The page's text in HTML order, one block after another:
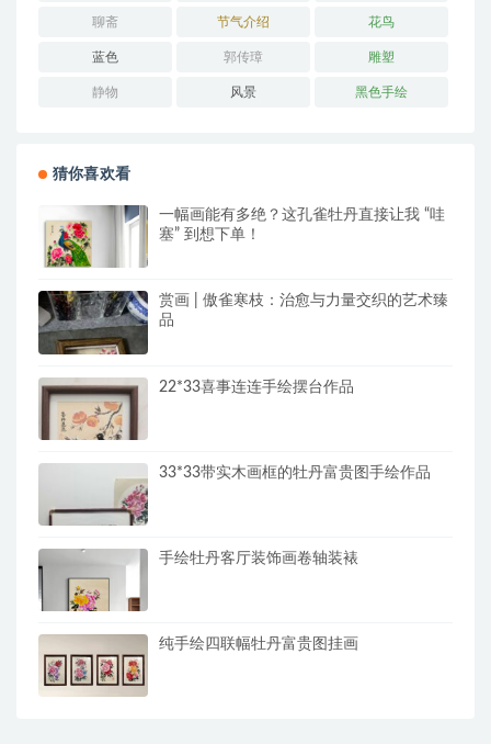
聊斋 节气介绍 花鸟
蓝色 郭传璋 雕塑
静物 风景 黑色手绘
猜你喜欢看
一幅画能有多绝？这孔雀牡丹直接让我 “哇
塞” 到想下单！
赏画 | 傲雀寒枝：治愈与力量交织的艺术臻
品
22*33喜事连连手绘摆台作品
33*33带实木画框的牡丹富贵图手绘作品
手绘牡丹客厅装饰画卷轴装裱
纯手绘四联幅牡丹富贵图挂画